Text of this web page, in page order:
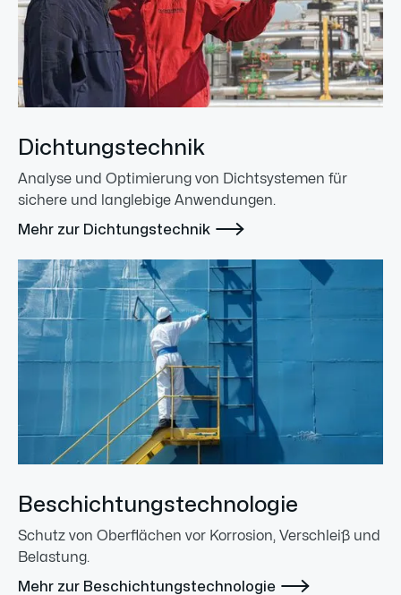
Dichtungstechnik
Analyse und Optimierung von Dichtsystemen für
sichere und langlebige Anwendungen.
Mehr zur Dichtungstechnik 
Beschichtungstechnologie
Schutz von Oberflächen vor Korrosion, Verschleiß und
Belastung.
Mehr zur Beschichtungstechnologie 